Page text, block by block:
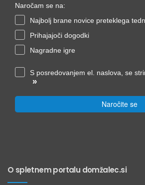
Naročam se na:
Najbolj brane novice preteklega
Prihajajoči dogodki
Nagradne igre
S posredovanjem el. naslova, se
»
Naročite se
O spletnem portalu domžalec.si